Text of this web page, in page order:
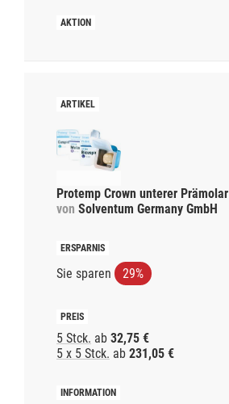
Protemp Crown unterer Prämolar
von Solventum Germany GmbH
Sie sparen 29%
5 Stck. ab 32,75 €
5 x 5 Stck. ab 231,05 €